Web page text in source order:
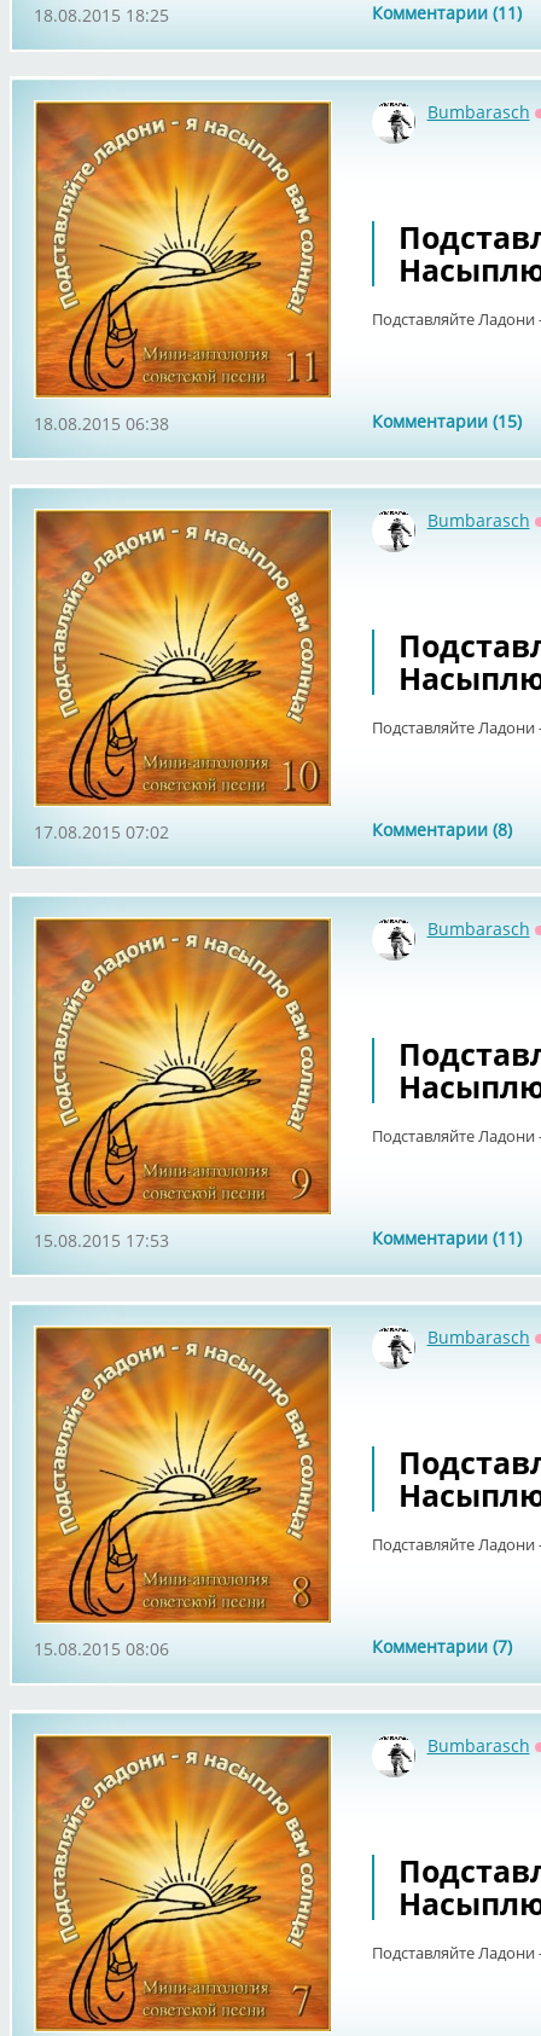
Комментарии (11)
18.08.2015 18:25
Bumbarasch
Подставляйте
Комментарии (15)
18.08.2015 06:38
Bumbarasch
Подставляйте
Комментарии (8)
17.08.2015 07:02
Bumbarasch
Подставляйте
Комментарии (11)
15.08.2015 17:53
Bumbarasch
Подставляйте
Комментарии (7)
15.08.2015 08:06
Bumbarasch
Подставляйте